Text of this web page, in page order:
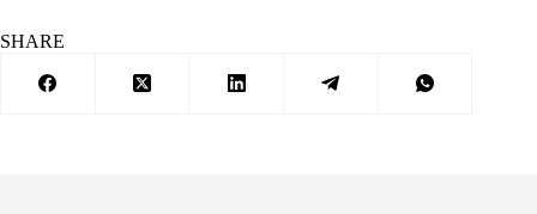
SHARE